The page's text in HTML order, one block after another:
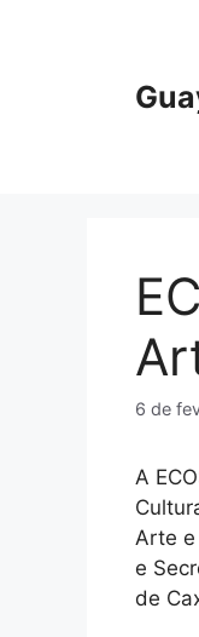
6 de
A
Arte e
e
de